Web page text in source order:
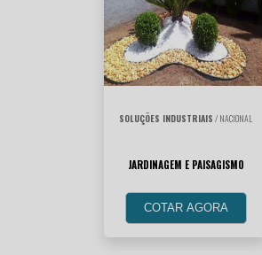
SOLUÇÕES INDUSTRIAIS / NACIONAL
JARDINAGEM E PAISAGISMO
COTAR AGORA